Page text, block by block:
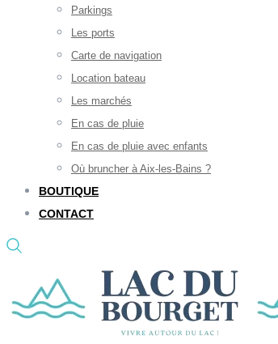
Parkings
Les ports
Carte de navigation
Location bateau
Les marchés
En cas de pluie
En cas de pluie avec enfants
Où bruncher à Aix-les-Bains ?
BOUTIQUE
CONTACT